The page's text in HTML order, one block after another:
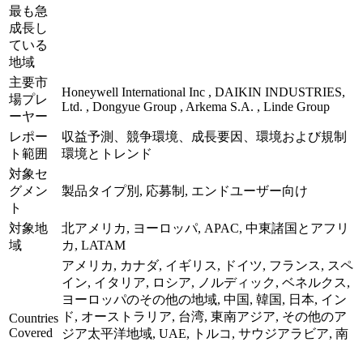
最も急
成長し
ている
地域
主要市
場プレ
ーヤー
Honeywell International Inc , DAIKIN INDUSTRIES,
Ltd. , Dongyue Group , Arkema S.A. , Linde Group
レポー
ト範囲
収益予測、競争環境、成長要因、環境および規制
環境とトレンド
対象セ
グメン
ト
製品タイプ別, 応募制, エンドユーザー向け
対象地
域
北アメリカ, ヨーロッパ, APAC, 中東諸国とアフリ
カ, LATAM
Countries
Covered
アメリカ, カナダ, イギリス, ドイツ, フランス, スペ
イン, イタリア, ロシア, ノルディック, ベネルクス,
ヨーロッパのその他の地域, 中国, 韓国, 日本, イン
ド, オーストラリア, 台湾, 東南アジア, その他のア
ジア太平洋地域, UAE, トルコ, サウジアラビア, 南